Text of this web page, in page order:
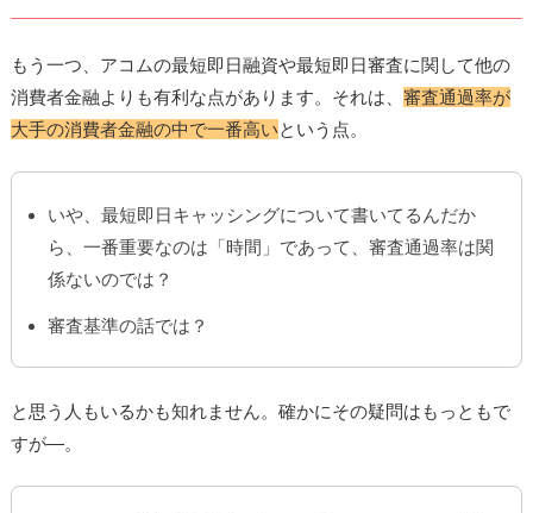
もう一つ、アコムの最短即日融資や最短即日審査に関して他の
消費者金融よりも有利な点があります。それは、審査通過率が
大手の消費者金融の中で一番高いという点。
いや、最短即日キャッシングについて書いてるんだか
ら、一番重要なのは「時間」であって、審査通過率は関
係ないのでは？
審査基準の話では？
と思う人もいるかも知れません。確かにその疑問はもっともで
すが―。